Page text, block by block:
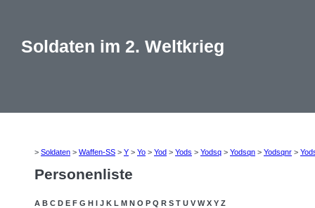
Soldaten im 2. Weltkrieg
> Soldaten > Waffen-SS > Y > Yo > Yod > Yods > Yodsq > Yodsqn > Yodsqnr >
Personenliste
A B C D E F G H I J K L M N O P Q R S T U V W X Y Z